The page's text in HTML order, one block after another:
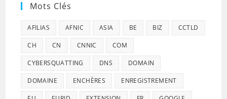
Mots Clés
AFILIAS AFNIC ASIA BE BIZ CCTLD
CH CN CNNIC COM
CYBERSQUATTING DNS DOMAIN
DOMAINE ENCHÈRES ENREGISTREMENT